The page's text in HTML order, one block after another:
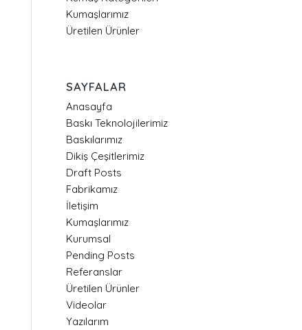
Kumaşlarımız
Üretilen Ürünler
SAYFALAR
Anasayfa
Baskı Teknolojilerimiz
Baskılarımız
Dikiş Çeşitlerimiz
Draft Posts
Fabrikamız
İletişim
Kumaşlarımız
Kurumsal
Pending Posts
Referanslar
Üretilen Ürünler
Videolar
Yazılarım